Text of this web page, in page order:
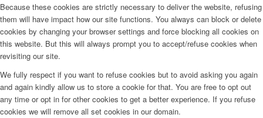
Because these cookies are strictly necessary to deliver the website, refusing
them will have impact how our site functions. You always can block or delete
cookies by changing your browser settings and force blocking all cookies on
this website. But this will always prompt you to accept/refuse cookies when
revisiting our site.
We fully respect if you want to refuse cookies but to avoid asking you again
and again kindly allow us to store a cookie for that. You are free to opt out
any time or opt in for other cookies to get a better experience. If you refuse
cookies we will remove all set cookies in our domain.